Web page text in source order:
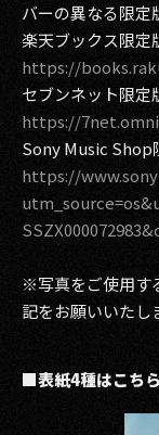
バーの異なる限定
楽天ブックス限定
https://
セブンネット限定
https://
Sony Music Shop
https://
※写真をご使用す
記をお願いいたし
■表紙4種はこちら